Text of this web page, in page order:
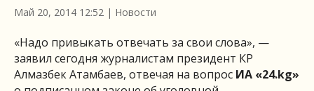
Май 20, 2014 12:52 | Новости
«Надо привыкать отвечать за свои слова», —
заявил сегодня журналистам президент КР
Алмазбек Атамбаев, отвечая на вопрос ИА «24.kg»